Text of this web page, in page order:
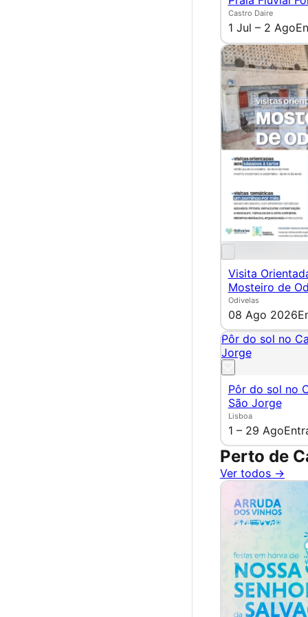
Castro Daire
1 Jul – 2 Ago
Visita
Mosteiro de
Odivelas
08 Ago 2026
Pôr do sol no
Jorge
Pôr do sol no
São Jorge
Lisboa
1 – 29 Ago
Perto de
Ver todos →